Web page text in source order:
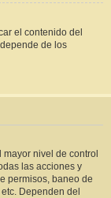
el contenido del
de los
nivel de control
las acciones y
permisos, baneo de
Dependen del